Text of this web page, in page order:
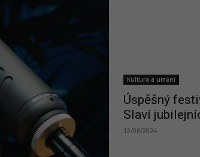
Kultura a umění
Úspěšný
Slaví
12/06/2024